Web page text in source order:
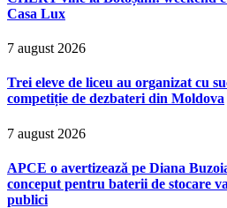
Casa Lux
7 august 2026
Trei eleve de liceu au organizat cu
competiție de dezbateri din Moldova
7 august 2026
APCE o avertizează pe Diana
conceput pentru baterii de stocare
publici